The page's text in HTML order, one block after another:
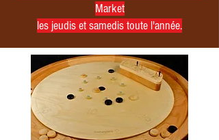
Market
les jeudis et samedis toute l'année.